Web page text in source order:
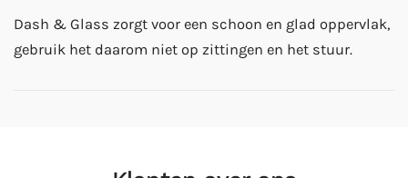
Dash & Glass zorgt voor een schoon en glad oppervlak,
gebruik het daarom niet op zittingen en het stuur.